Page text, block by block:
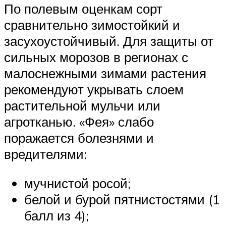
По полевым оценкам сорт
сравнительно зимостойкий и
засухоустойчивый. Для защиты от
сильных морозов в регионах с
малоснежными зимами растения
рекомендуют укрывать слоем
растительной мульчи или
агротканью. «Фея» слабо
поражается болезнями и
вредителями:
мучнистой росой;
белой и бурой пятнистостями (1
балл из 4);